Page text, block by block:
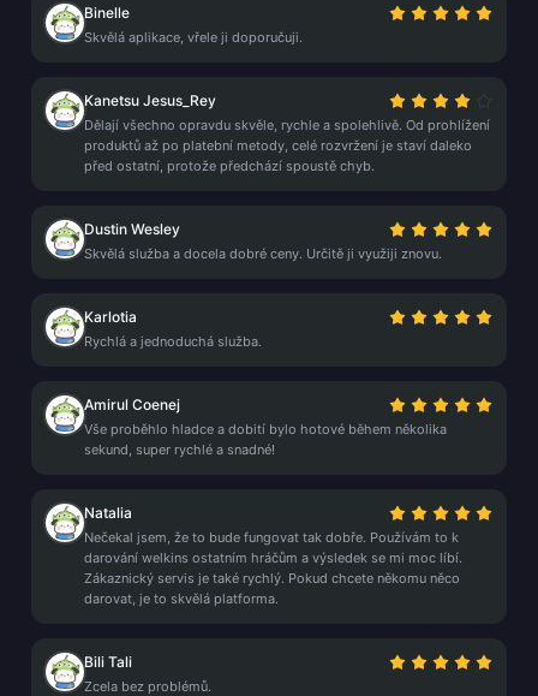
Binelle
Skvělá aplikace, vřele ji doporučuji.
Kanetsu Jesus_Rey
Dělají všechno opravdu skvěle, rychle a spolehlivě. Od prohlížení
produktů až po platební metody, celé rozvržení je staví daleko
před ostatní, protože předchází spoustě chyb.
Dustin Wesley
Skvělá služba a docela dobré ceny. Určitě ji využiji znovu.
Karlotia
Rychlá a jednoduchá služba.
Amirul Coenej
Vše proběhlo hladce a dobití bylo hotové během několika
sekund, super rychlé a snadné!
Natalia
Nečekal jsem, že to bude fungovat tak dobře. Používám to k
darování welkins ostatním hráčům a výsledek se mi moc líbí.
Zákaznický servis je také rychlý. Pokud chcete někomu něco
darovat, je to skvělá platforma.
Bili Tali
Zcela bez problémů.